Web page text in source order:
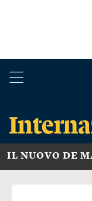
IL NUOVO DE